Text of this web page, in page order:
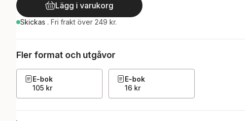
Lägg i varukorg
Skickas . Fri frakt över 249 kr.
Fler format och utgåvor
E-bok
105 kr
E-bok
16 kr